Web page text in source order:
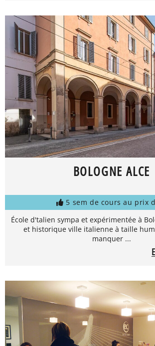
BOLOGNE ALCE
5 sem de cours au prix
École d'talien sympa et expérimentée à
et historique ville italienne à taille
manquer ...